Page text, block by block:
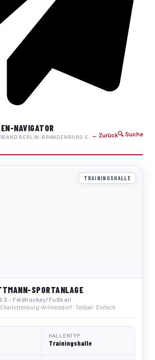
NAVIGATOR
BERLIN-BRANDENBURG E.
← Zurück🔍 Suche
TRAININGSHALLE
SPORTANLAGE
3 - Feldhockey/Fußball
Wilmersdorf · Teilbar: Einfach
HALLENTYP
Trainingshalle